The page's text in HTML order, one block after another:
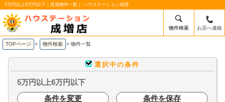
5万円以上6万円以下｜賃貸物件一覧｜ ハウステーション成増
物件検索 お店へ連絡
TOPページ > 物件検索 > 物件一覧
選択中の条件
5万円以上6万円以下
条件を変更
条件を保存